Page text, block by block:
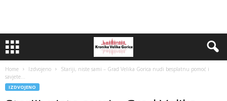
Home Izdvojeno
Stariji, niste sami – Grad Velika Gorica nudi besplatnu pomoć i
savjete...
IZDVOJENO